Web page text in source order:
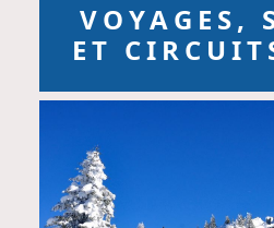
VOYAGES,
ET